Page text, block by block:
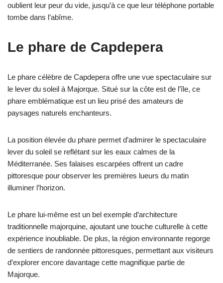
oublient leur peur du vide, jusqu’à ce que leur téléphone portable
tombe dans l’abîme.
Le phare de Capdepera
Le phare célèbre de Capdepera offre une vue spectaculaire sur
le lever du soleil à Majorque. Situé sur la côte est de l’île, ce
phare emblématique est un lieu prisé des amateurs de
paysages naturels enchanteurs.
La position élevée du phare permet d’admirer le spectaculaire
lever du soleil se reflétant sur les eaux calmes de la
Méditerranée. Ses falaises escarpées offrent un cadre
pittoresque pour observer les premières lueurs du matin
illuminer l’horizon.
Le phare lui-même est un bel exemple d’architecture
traditionnelle majorquine, ajoutant une touche culturelle à cette
expérience inoubliable. De plus, la région environnante regorge
de sentiers de randonnée pittoresques, permettant aux visiteurs
d’explorer encore davantage cette magnifique partie de
Majorque.